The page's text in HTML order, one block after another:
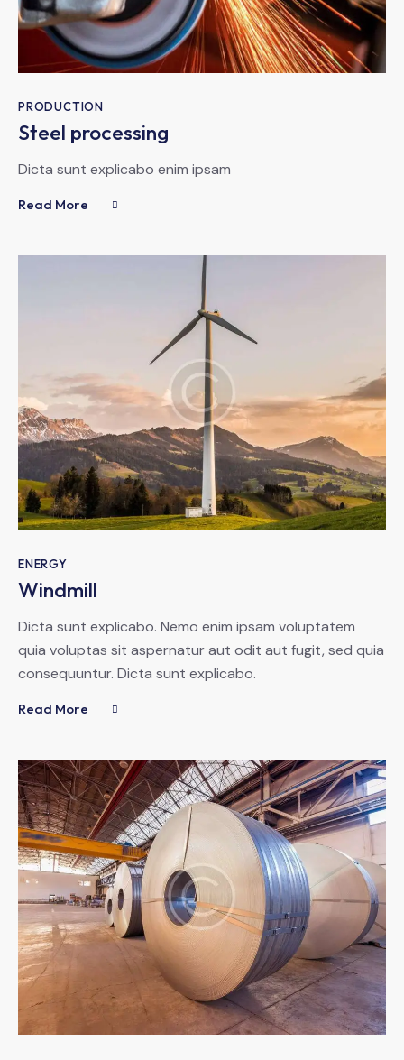
PRODUCTION
Steel processing
Dicta sunt explicabo enim ipsam
Read More
ENERGY
Windmill
Dicta sunt explicabo. Nemo enim ipsam voluptatem
quia voluptas sit aspernatur aut odit aut fugit, sed quia
consequuntur. Dicta sunt explicabo.
Read More